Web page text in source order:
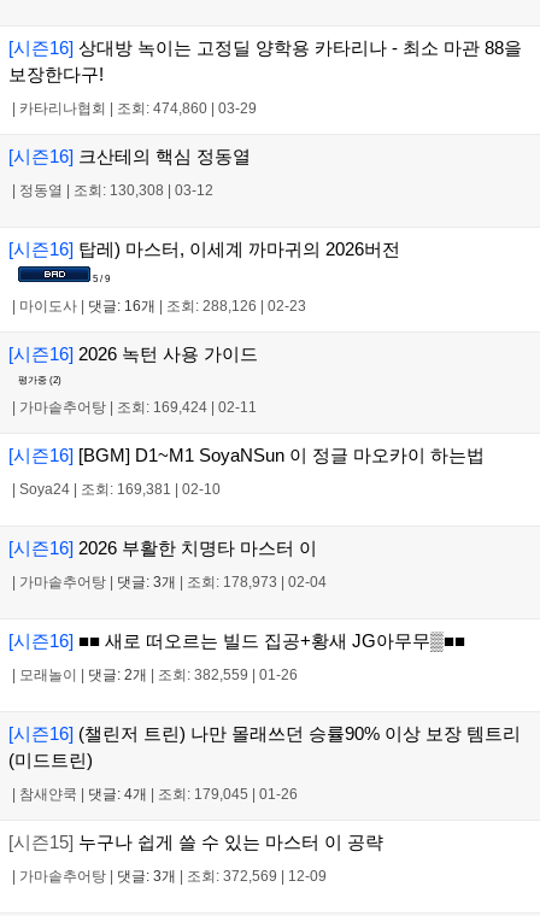
[시즌16] 상대방 녹이는 고정딜 양학용 카타리나 - 최소 마관 88을
보장한다구!
카타리나협회 조회: 474,860 03-29
[시즌16] 크산테의 핵심 정동열
정동열 조회: 130,308 03-12
[시즌16] 탑레) 마스터, 이세계 까마귀의 2026버전
5 / 9
마이도사 댓글: 16개 조회: 288,126 02-23
[시즌16] 2026 녹턴 사용 가이드
평가중 (2)
| 가마솥추어탕 | 조회: 169,424 | 02-11
[시즌16] [BGM] D1~M1 SoyaNSun 이 정글 마오카이 하는법
| Soya24 | 조회: 169,381 | 02-10
[시즌16] 2026 부활한 치명타 마스터 이
| 가마솥추어탕 | 댓글: 3개 | 조회: 178,973 | 02-04
[시즌16] ■■ 새로 떠오르는 빌드 집공+황새 JG아무무▒■■
| 모래놀이 | 댓글: 2개 | 조회: 382,559 | 01-26
[시즌16] (챌린저 트린) 나만 몰래쓰던 승률90% 이상 보장 템트리
(미드트린)
| 참새얀쿡 | 댓글: 4개 | 조회: 179,045 | 01-26
[시즌15] 누구나 쉽게 쓸 수 있는 마스터 이 공략
| 가마솥추어탕 | 댓글: 3개 | 조회: 372,569 | 12-09